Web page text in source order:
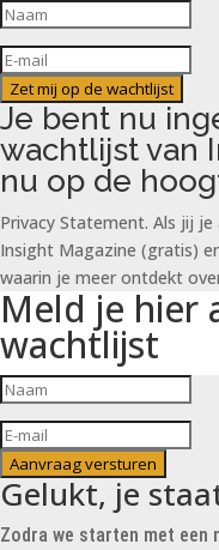
Zet mij op de wachtlijst
Je bent nu
wachtlijst van
nu op de
Privacy Statement. Als jij
Insight Magazine (gratis)
waarin je meer ontdekt
Meld je hier
wachtlijst
Aanvraag versturen
Gelukt, je
Zodra we starten met een